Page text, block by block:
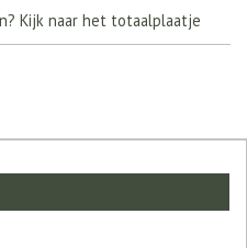
Kijk naar het totaalplaatje